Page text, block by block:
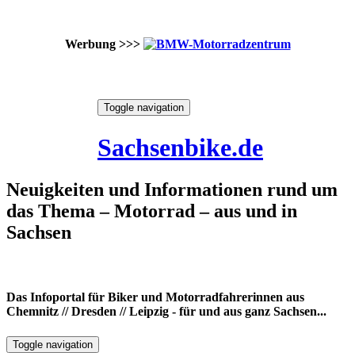
Werbung >>>
Toggle navigation
Sachsenbike.de
Neuigkeiten und Informationen rund um
das Thema – Motorrad – aus und in
Sachsen
Das Infoportal für Biker und Motorradfahrerinnen aus
Chemnitz // Dresden // Leipzig - für und aus ganz Sachsen...
Toggle navigation